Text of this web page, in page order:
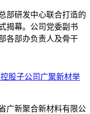
部研发中心联合打造的
揭幕。公司党委副书
各部办负责人及骨干
股子公司广聚新材举
广新聚合新材料有限公